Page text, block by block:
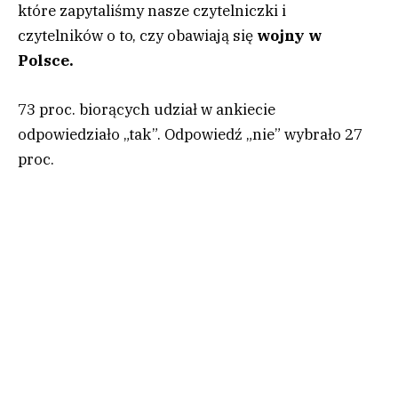
które zapytaliśmy nasze czytelniczki i
czytelników o to, czy obawiają się wojny w
Polsce.
73 proc. biorących udział w ankiecie
odpowiedziało „tak”. Odpowiedź „nie” wybrało 27
proc.